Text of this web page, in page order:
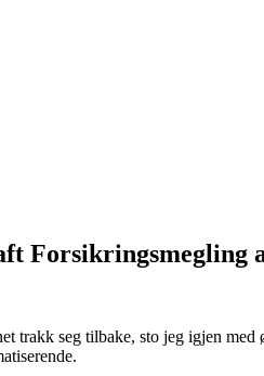
Forsikringsmegling
trakk seg tilbake, sto jeg igjen